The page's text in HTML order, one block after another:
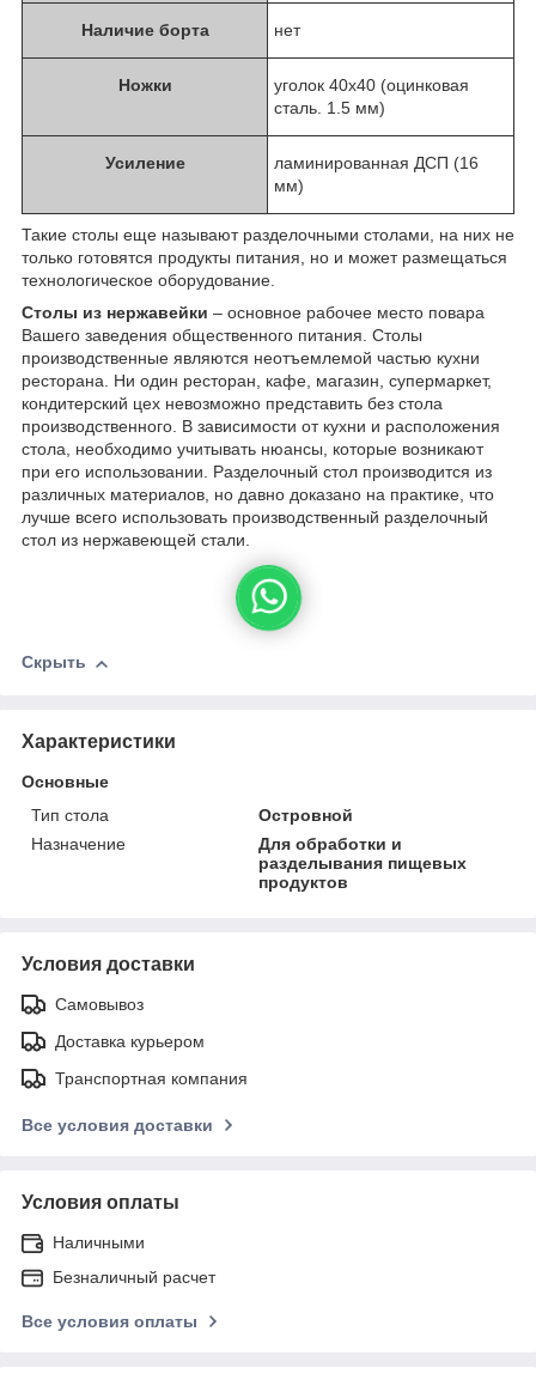
Наличие борта нет
Ножки
уголок 40х40 (оцинковая
сталь. 1.5 мм)
Усиление
ламинированная ДСП (16
мм)
Такие столы еще называют разделочными столами, на них не
только готовятся продукты питания, но и может размещаться
технологическое оборудование.
Столы из нержавейки – основное рабочее место повара
Вашего заведения общественного питания. Столы
производственные являются неотъемлемой частью кухни
ресторана. Ни один ресторан, кафе, магазин, супермаркет,
кондитерский цех невозможно представить без стола
производственного. В зависимости от кухни и расположения
стола, необходимо учитывать нюансы, которые возникают
при его использовании. Разделочный стол производится из
различных материалов, но давно доказано на практике, что
лучше всего использовать производственный разделочный
стол из нержавеющей стали.
Скрыть
Характеристики
Основные
Тип стола
Островной
Назначение
Для обработки и
разделывания пищевых
продуктов
Условия доставки
Самовывоз
Доставка курьером
Транспортная компания
Все условия доставки
Условия оплаты
Наличными
Безналичный расчет
Все условия оплаты